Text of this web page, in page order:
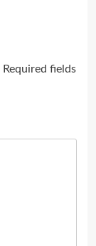
Required fields